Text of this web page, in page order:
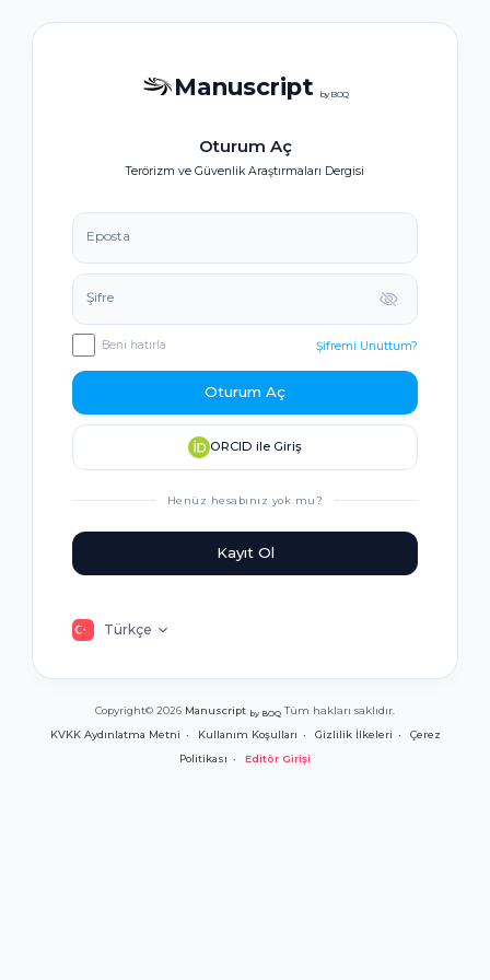
Manuscript by BOQ
Oturum Aç
Terörizm ve Güvenlik Araştırmaları Dergisi
Eposta
Şifre
Beni hatırla Şifremi Unuttum?
Oturum Aç
ORCID ile Giriş
Henüz hesabınız yok mu?
Kayıt Ol
Türkçe
Copyright© 2026 Manuscript by BOQ Tüm hakları saklıdır.
KVKK Aydınlatma Metni
Kullanım Koşulları Gizlilik İlkeleri
Çerez
Politikası
Editör Girişi